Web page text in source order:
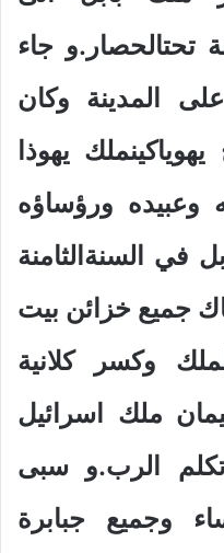
تحتالحصار.و جاء
المدينة وكان
يهوذا
وعبيده ورؤساؤه
في السنةالثامنة
جميع خزائن بيت
وكسر كلانية
ملك اسرائيل
الرب.و سبى
وجميع جبابرة